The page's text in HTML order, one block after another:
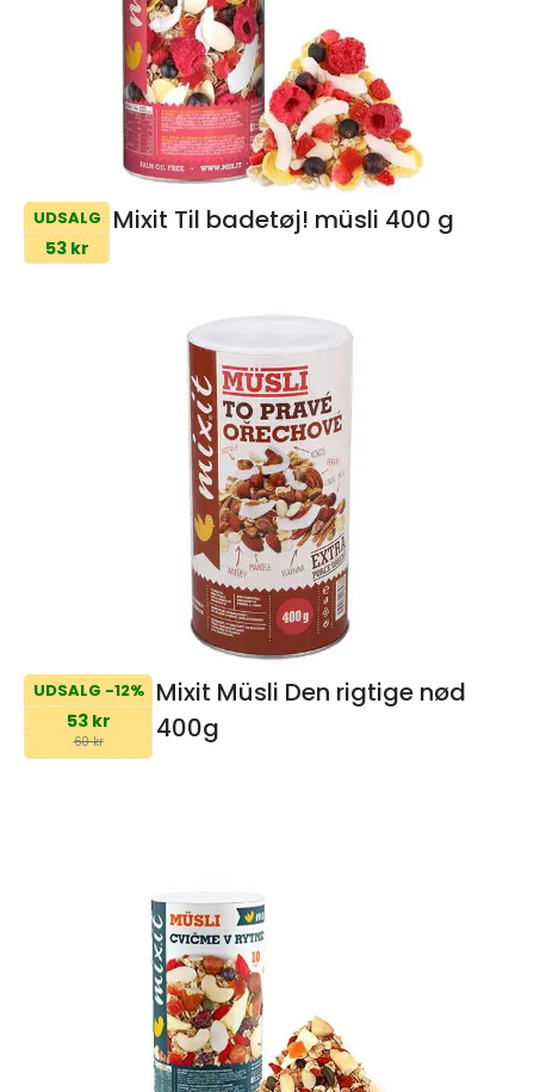
UDSALG
53 kr
Mixit Til badetøj! müsli 400 g
UDSALG -12%
53 kr
60 kr
Mixit Müsli Den rigtige nød
400g